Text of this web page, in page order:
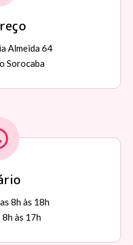
Almeida 64
Sorocaba
8h às 18h
8h às 17h